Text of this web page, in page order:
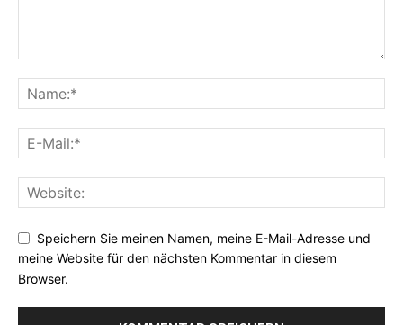
Speichern Sie meinen Namen, meine E-Mail-Adresse und
meine Website für den nächsten Kommentar in diesem
Browser.